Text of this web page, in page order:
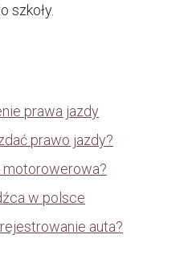
szkoły.
prawa jazdy
prawo jazdy?
motorowerowa?
w polsce
auta?